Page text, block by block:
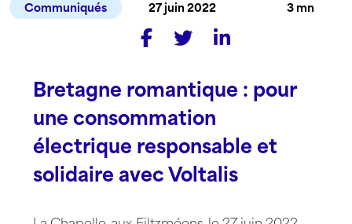
Type de contenu
Langue
Communiqués 27 juin 2022 3 mn
Bretagne romantique : pour
une consommation
électrique responsable et
solidaire avec Voltalis